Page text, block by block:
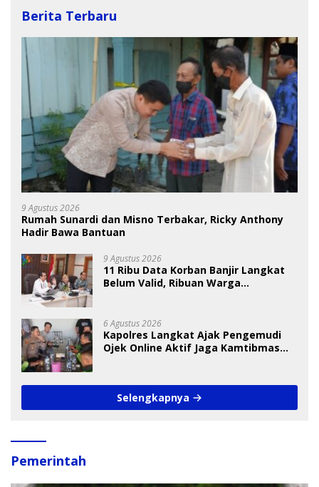
Berita Terbaru
9 Agustus 2026
Rumah Sunardi dan Misno Terbakar, Ricky Anthony
Hadir Bawa Bantuan
9 Agustus 2026
11 Ribu Data Korban Banjir Langkat
Belum Valid, Ribuan Warga
6 Agustus 2026
Kapolres Langkat Ajak Pengemudi
Ojek Online Aktif Jaga Kamtibmas
Selengkapnya
Pemerintah